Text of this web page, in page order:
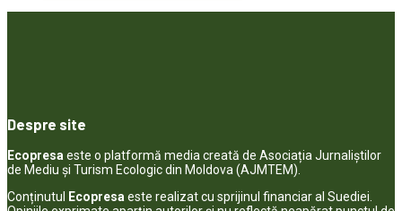
Despre site
Ecopresa este o platformă media creată de Asociația Jurnaliștilor
de Mediu și Turism Ecologic din Moldova (AJMTEM).
Conținutul Ecopresa este realizat cu sprijinul financiar al Suediei.